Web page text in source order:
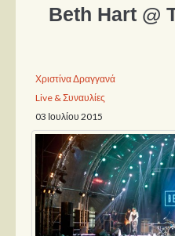
Ραπόρτο
Θέατρο
Συνεντεύξεις
Παρουσιάσεις
Δίσκοι
Σειρές
Beth Hart @
Χριστίνα Δραγγανά
Live & Συναυλίες
03 Ιουλίου 2015